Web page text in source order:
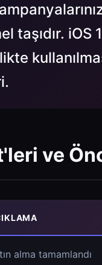
taşıdır.
ve
alma tamamlandı